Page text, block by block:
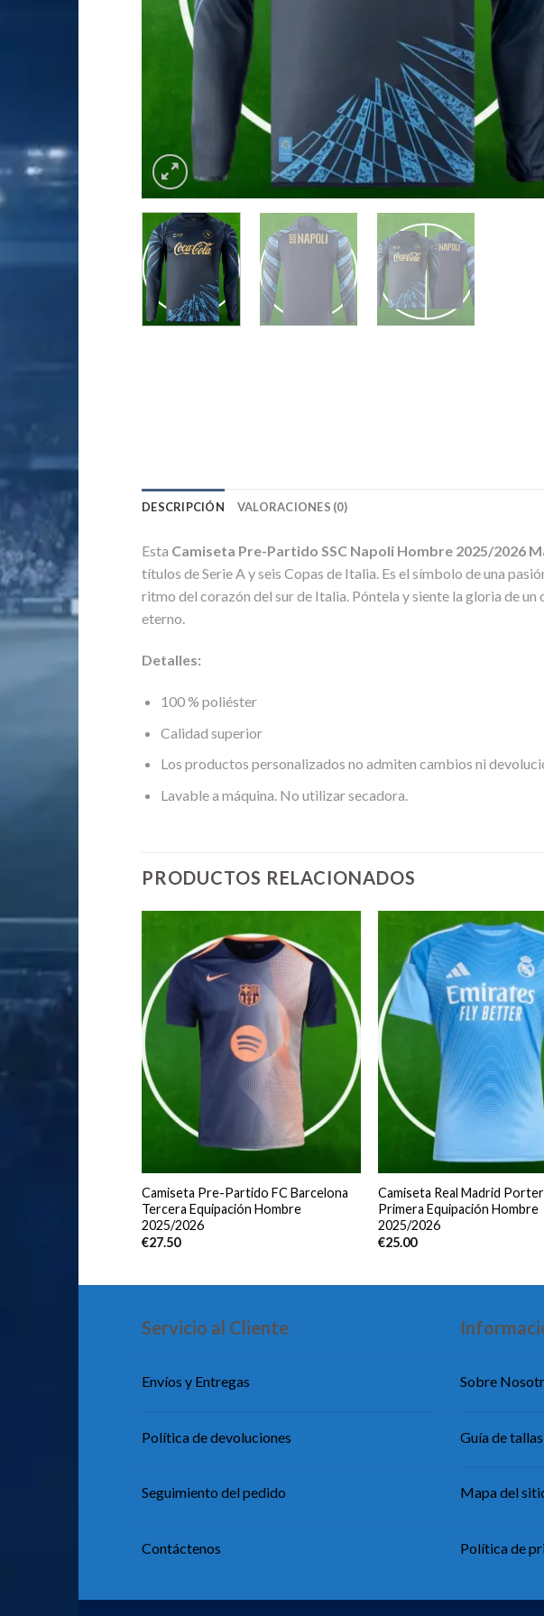
DESCRIPCIÓN VALORACIONES (0)
Esta Camiseta Pre-Partido SSC Napoli Hombre 2025/2026
títulos de Serie A y seis Copas de Italia. Es el símbolo de una
ritmo del corazón del sur de Italia. Póntela y siente la gloria de
eterno.
Detalles:
100 % poliéster
Calidad superior
Los productos personalizados no admiten cambios ni
Lavable a máquina. No utilizar secadora.
PRODUCTOS RELACIONADOS
Camiseta Pre-Partido FC Barcelona
Tercera Equipación Hombre
2025/2026
€27.50
Camiseta Real Madrid
Primera Equipación Hombre
2025/2026
€25.00
Servicio al Cliente
Envíos y Entregas
Política de devoluciones
Seguimiento del pedido
Contáctenos
Sobre
Guía de tallas
Mapa del
Política de